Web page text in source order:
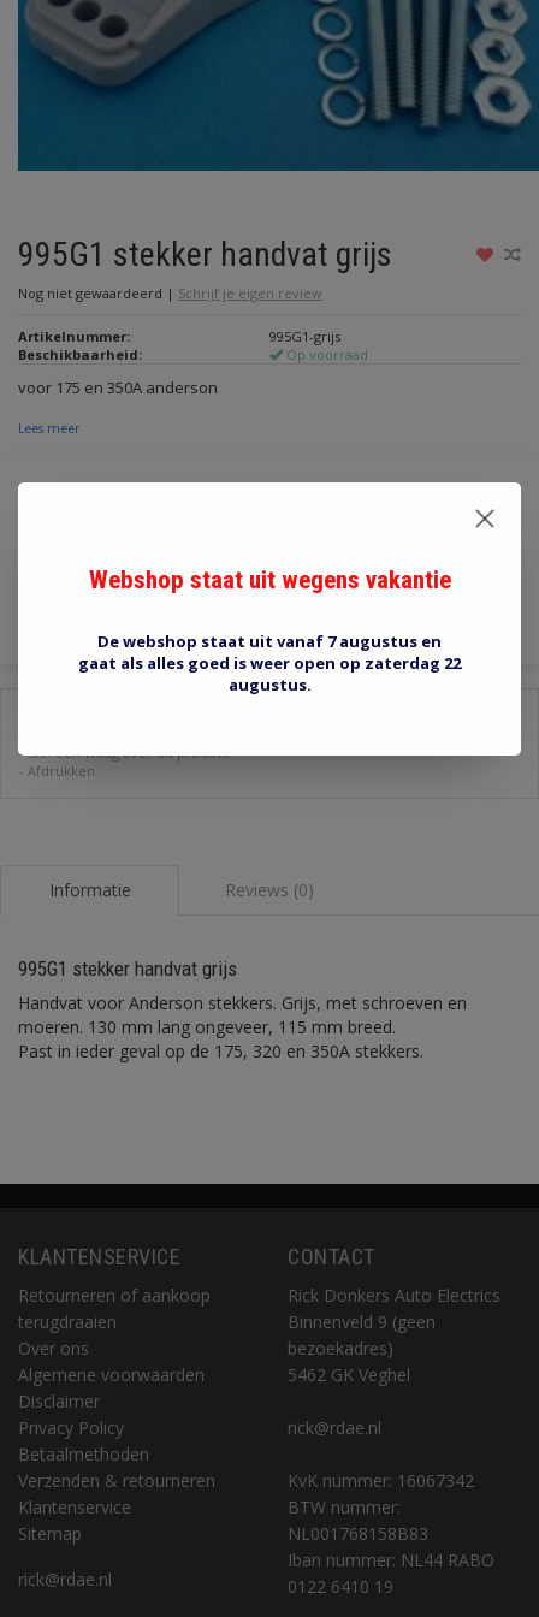
995G1 stekker handvat grijs
Nog niet gewaardeerd | Schrijf je eigen review
Artikelnummer:
995G1-grijs
Beschikbaarheid:
Op voorraad
voor 175 en 350A anderson
Lees meer
€12,70
Toevoegen aan winkelwagen
-Stel een vraag over dit product
- Afdrukken
Informatie Reviews (0)
995G1 stekker handvat grijs
Handvat voor Anderson stekkers. Grijs, met schroeven en
moeren. 130 mm lang ongeveer, 115 mm breed.
Past in ieder geval op de 175, 320 en 350A stekkers.
KLANTENSERVICE
Retourneren of aankoop
terugdraaien
Over ons
Algemene voorwaarden
Disclaimer
Privacy Policy
Betaalmethoden
Verzenden & retourneren
Klantenservice
Sitemap
rick@rdae.nl
CONTACT
Rick Donkers Auto Electrics
Binnenveld 9 (geen
bezoekadres)
5462 GK Veghel
rick@rdae.nl
KvK nummer: 16067342
BTW nummer:
NL001768158B83
Iban nummer: NL44 RABO
0122 6410 19
Webshop staat uit wegens vakantie
De webshop staat uit vanaf 7 augustus en
gaat als alles goed is weer open op zaterdag 22
augustus.